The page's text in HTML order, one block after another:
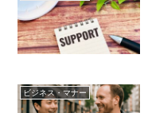
ビジネス・マナー